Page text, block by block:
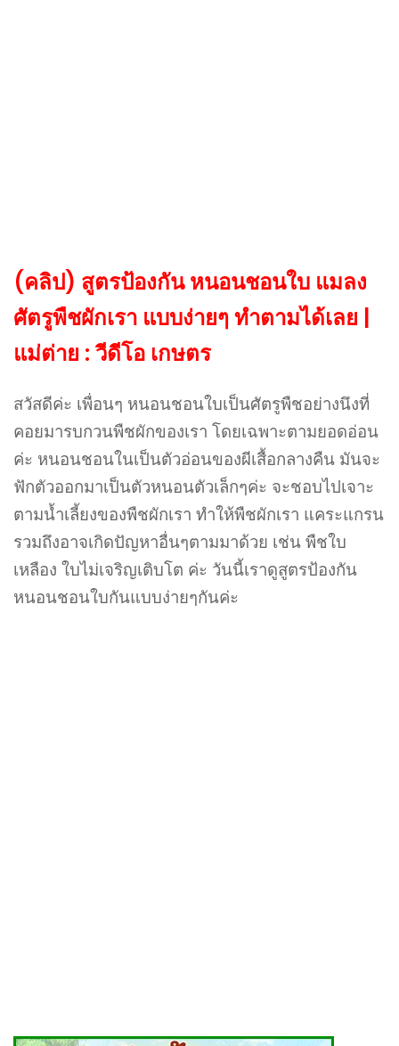
(คลิป) สูตรป้องกัน หนอนชอนใบ แมลง
ศัตรูพืชผักเรา แบบง่ายๆ ทำตามได้เลย |
แม่ต่าย : วีดีโอ เกษตร
สวัสดีค่ะ เพื่อนๆ หนอนชอนใบเป็นศัตรูพืชอย่างนึงที่
คอยมารบกวนพืชผักของเรา โดยเฉพาะตามยอดอ่อน
ค่ะ หนอนชอนในเป็นตัวอ่อนของผีเสื้อกลางคืน มันจะ
ฟักตัวออกมาเป็นตัวหนอนตัวเล็กๆค่ะ จะชอบไปเจาะ
ตามน้ำเลี้ยงของพืชผักเรา ทำให้พืชผักเรา แคระแกรน
รวมถึงอาจเกิดปัญหาอื่นๆตามมาด้วย เช่น พืชใบ
เหลือง ใบไม่เจริญเติบโต ค่ะ วันนี้เราดูสูตรป้องกัน
หนอนชอนใบกันแบบง่ายๆกันค่ะ